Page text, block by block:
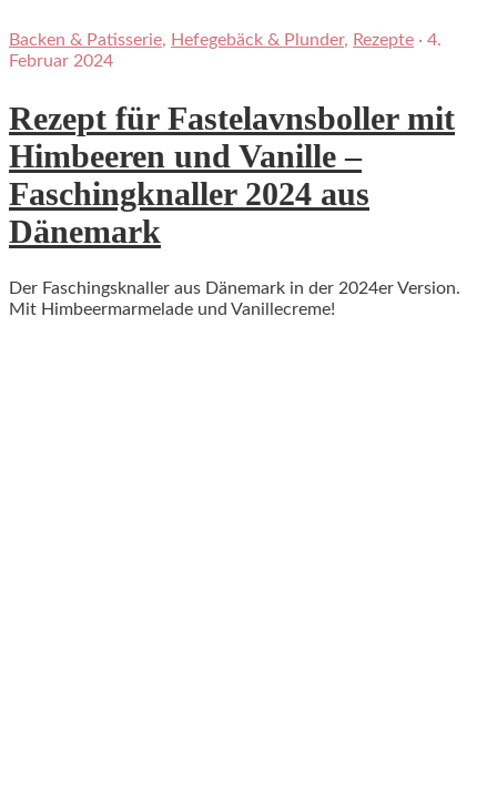
Backen & Patisserie, Hefegebäck & Plunder, Rezepte · 4.
Februar 2024
Rezept für Fastelavnsboller mit
Himbeeren und Vanille –
Faschingknaller 2024 aus
Dänemark
Der Faschingsknaller aus Dänemark in der 2024er Version.
Mit Himbeermarmelade und Vanillecreme!